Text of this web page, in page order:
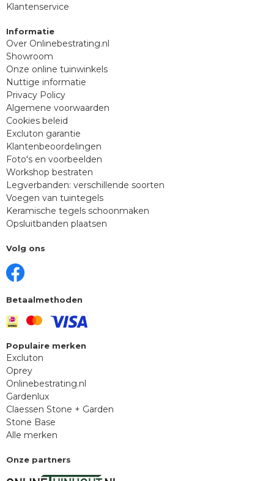
Klantenservice
Informatie
Over Onlinebestrating.nl
Showroom
Onze online tuinwinkels
Nuttige informatie
Privacy Policy
Algemene voorwaarden
Cookies beleid
Excluton garantie
Klantenbeoordelingen
Foto's en voorbeelden
Workshop bestraten
Legverbanden: verschillende soorten
Voegen van tuintegels
Keramische tegels schoonmaken
Opsluitbanden plaatsen
Volg ons
Betaalmethoden
Populaire merken
Excluton
Oprey
Onlinebestrating.nl
Gardenlux
Claessen Stone + Garden
Stone Base
Alle merken
Onze partners